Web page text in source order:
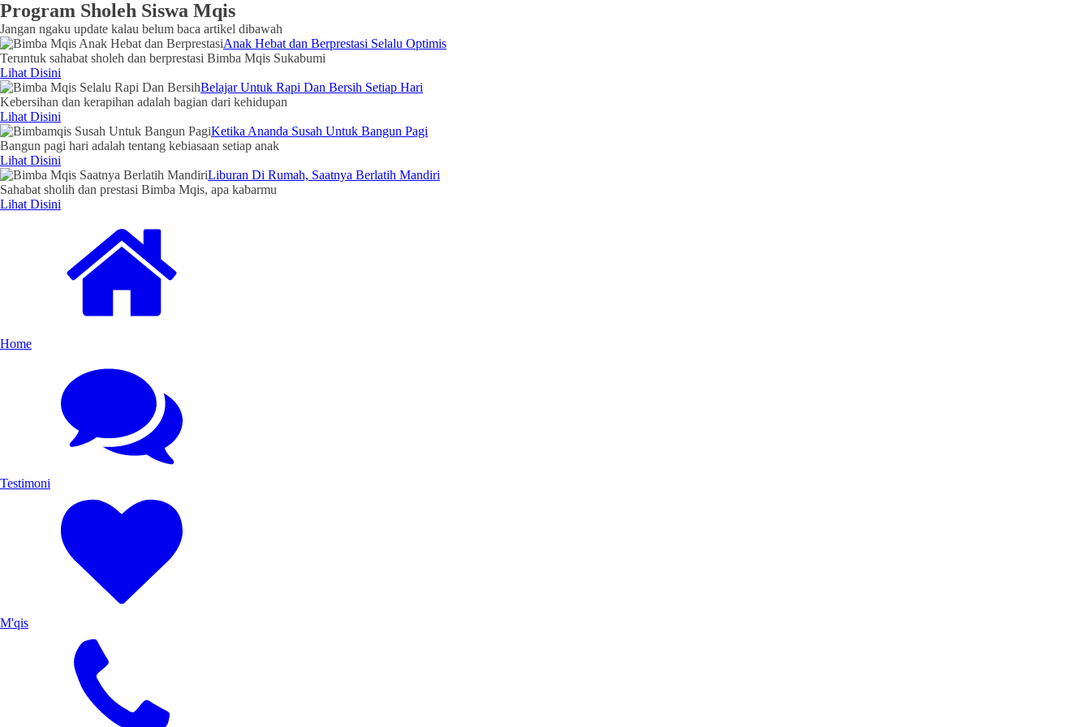
Program Sholeh Siswa Mqis
Jangan ngaku update kalau belum baca artikel dibawah
Anak Hebat dan Berprestasi Selalu Optimis
Teruntuk sahabat sholeh dan berprestasi Bimba Mqis Sukabumi
Lihat Disini
Belajar Untuk Rapi Dan Bersih Setiap Hari
Kebersihan dan kerapihan adalah bagian dari kehidupan
Lihat Disini
Ketika Ananda Susah Untuk Bangun Pagi
Bangun pagi hari adalah tentang kebiasaan setiap anak
Lihat Disini
Liburan Di Rumah, Saatnya Berlatih Mandiri
Sahabat sholih dan prestasi Bimba Mqis, apa kabarmu
Lihat Disini
Home
Testimoni
M'qis